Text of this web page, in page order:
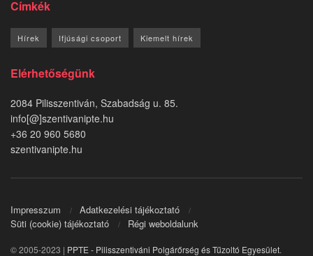
Elérhetőségünk
2084 Pilisszentiván, Szabadság u. 85.
info[@]szentivanipte.hu
+36 20 960 5680
szentivanipte.hu
Impresszum
Adatkezelési tájékoztató
Süti (cookie) tájékoztató
Régi weboldalunk
© 2005-2023 | PPTE - Pilisszentiváni Polgárőrség és Tűzoltó Egyesület